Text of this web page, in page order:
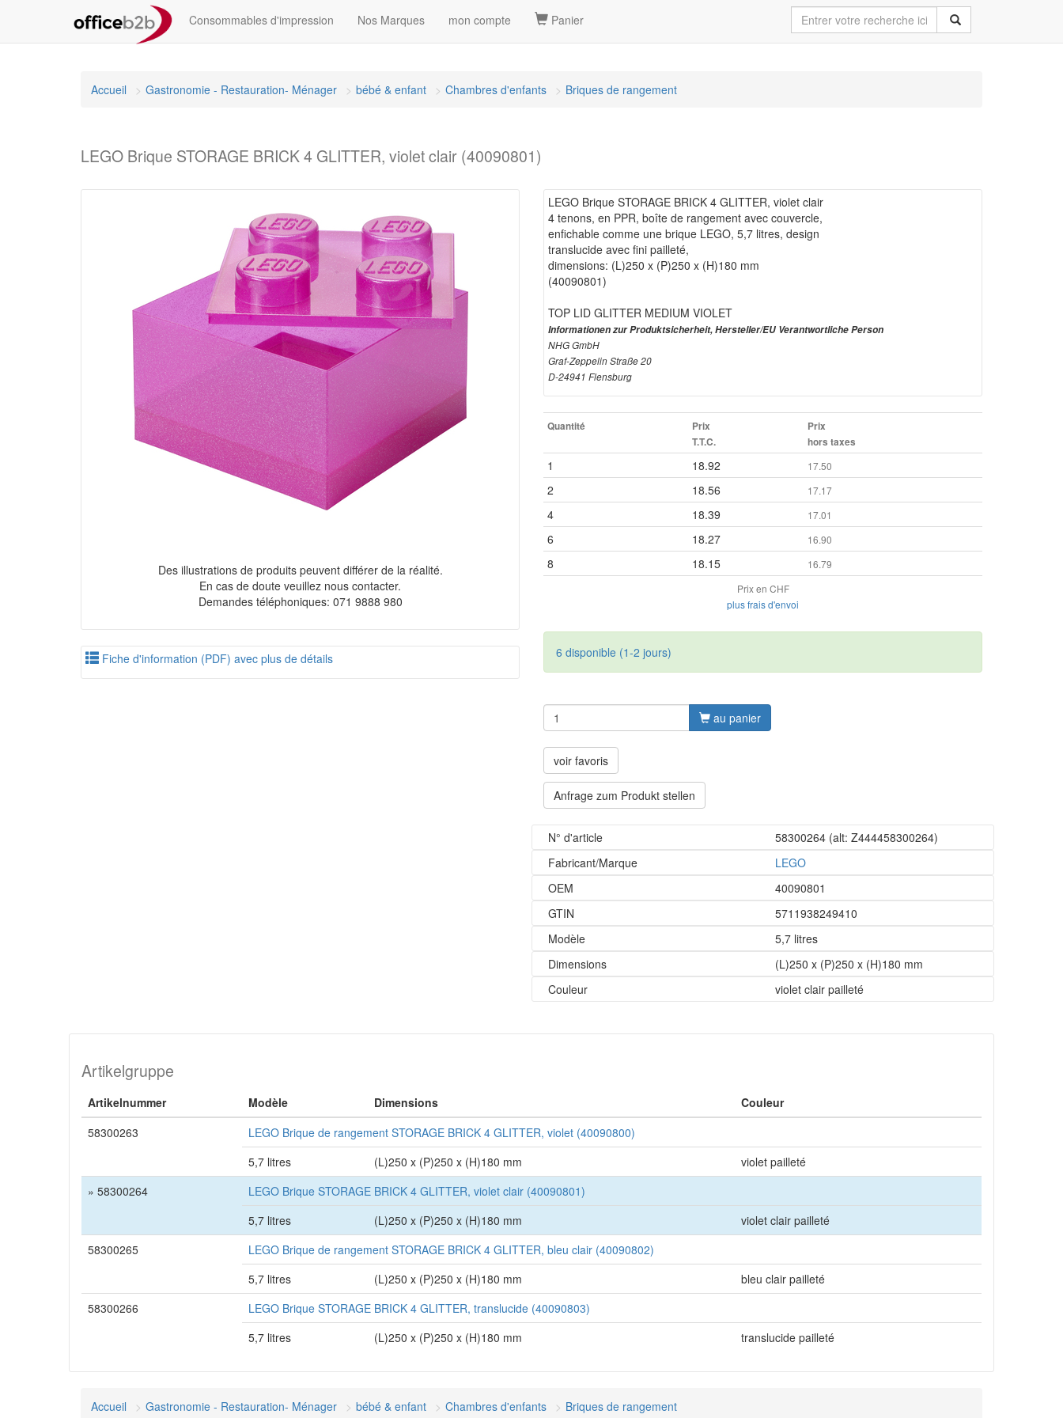
Consommables d'impression Nos Marques mon compte Panier
Accueil Gastronomie - Restauration- Ménager bébé & enfant Chambres d'enfants Briques de rangement
LEGO Brique STORAGE BRICK 4 GLITTER, violet clair (40090801)
Des illustrations de produits peuvent différer de la réalité.
En cas de doute veuillez nous contacter.
Demandes téléphoniques: 071 9888 980
Fiche d'information (PDF) avec plus de détails
LEGO Brique STORAGE BRICK 4 GLITTER, violet clair
4 tenons, en PPR, boîte de rangement avec couvercle,
enfichable comme une brique LEGO, 5,7 litres, design
translucide avec fini pailleté,
dimensions: (L)250 x (P)250 x (H)180 mm
(40090801)
TOP LID GLITTER MEDIUM VIOLET
Informationen zur Produktsicherheit, Hersteller/EU Verantwortliche Person
NHG GmbH
Graf-Zeppelin Straße 20
D-24941 Flensburg
Quantité
Prix
T.T.C.
Prix
hors taxes
1 18.92 17.50
2 18.56 17.17
4 18.39 17.01
6 18.27 16.90
8 18.15
16.79
Prix en CHF
plus frais d'envoi
6 disponible (1-2 jours)
au panier
voir favoris
Anfrage zum Produkt stellen
N° d'article 58300264(alt: Z444458300264)
Fabricant/Marque
LEGO
OEM
40090801
GTIN
5711938249410
Modèle
5,7 litres
Dimensions
(L)250 x (P)250 x (H)180 mm
Couleur
violet clair pailleté
Artikelgruppe
Artikelnummer Modèle Dimensions
Couleur
58300263
LEGO Brique de rangement STORAGE BRICK 4 GLITTER, violet (40090800)
5,7 litres
(L)250 x (P)250 x (H)180 mm
violet pailleté
» 58300264
LEGO Brique STORAGE BRICK 4 GLITTER, violet clair (40090801)
5,7 litres
(L)250 x (P)250 x (H)180 mm
violet clair pailleté
58300265
LEGO Brique de rangement STORAGE BRICK 4 GLITTER, bleu clair (40090802)
5,7 litres
(L)250 x (P)250 x (H)180 mm
bleu clair pailleté
58300266
LEGO Brique STORAGE BRICK 4 GLITTER, translucide (40090803)
5,7 litres
(L)250 x (P)250 x (H)180 mm translucide pailleté
Accueil Gastronomie - Restauration- Ménager bébé & enfant Chambres d'enfants Briques de rangement